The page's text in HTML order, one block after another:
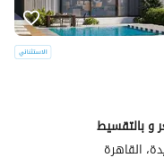
و بالتقسيط
القاهرة